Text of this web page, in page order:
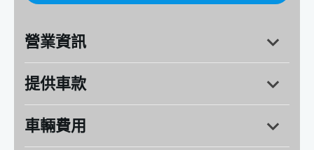
營業資訊
澎湖縣馬公市西文里121-8號
提供車款
FORD：ACTIVE、FOUCS 特仕版、KUGA
車輛費用